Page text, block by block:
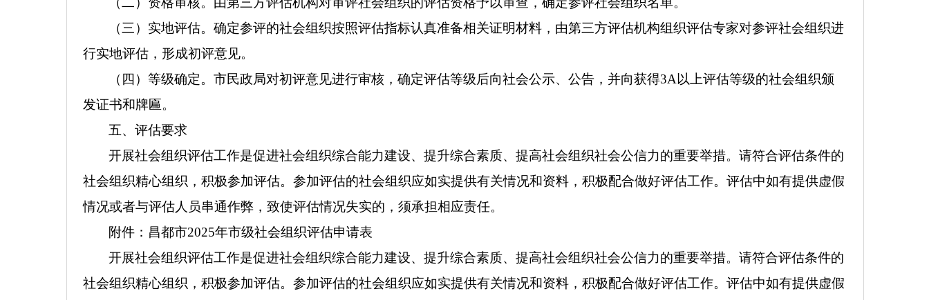
（三）实地评估。确定参评的社会组织按照评估指标认真准备相关证明材料，由第三方评估机构组织评估专家对参评社会组织进
行实地评估，形成初评意见。
（四）等级确定。市民政局对初评意见进行审核，确定评估等级后向社会公示、公告，并向获得3A以上评估等级的社会组织颁
发证书和牌匾。
五、评估要求
开展社会组织评估工作是促进社会组织综合能力建设、提升综合素质、提高社会组织社会公信力的重要举措。请符合评估条件的
社会组织精心组织，积极参加评估。参加评估的社会组织应如实提供有关情况和资料，积极配合做好评估工作。评估中如有提供虚假
情况或者与评估人员串通作弊，致使评估情况失实的，须承担相应责任。
附件：昌都市2025年市级社会组织评估申请表
开展社会组织评估工作是促进社会组织综合能力建设、提升综合素质、提高社会组织社会公信力的重要举措。请符合评估条件的
社会组织精心组织，积极参加评估。参加评估的社会组织应如实提供有关情况和资料，积极配合做好评估工作。评估中如有提供虚假